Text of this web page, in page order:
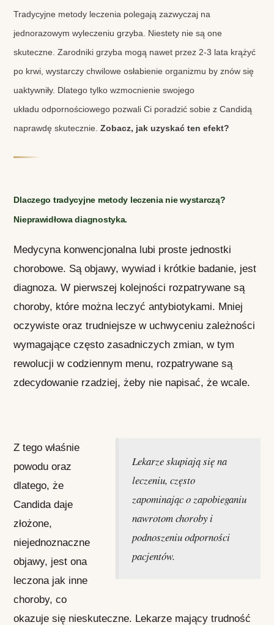
Tradycyjne metody leczenia polegają zazwyczaj na
jednorazowym wyleczeniu grzyba. Niestety nie są one
skuteczne. Zarodniki grzyba mogą nawet przez 2-3 lata krążyć
po krwi, wystarczy chwilowe osłabienie organizmu by znów się
uaktywniły. Dlatego tylko wzmocnienie swojego
układu odpornościowego pozwali Ci poradzić sobie z Candidą
naprawdę skutecznie.Zobacz, jak uzyskaćten efekt?
Dlaczego tradycyjne metody leczenia nie wystarczą?
Nieprawidłowa diagnostyka.
Medycyna konwencjonalna lubi proste jednostki
chorobowe. Są objawy, wywiad i krótkie badanie, jest
diagnoza. W pierwszej kolejności rozpatrywane są
choroby, które można leczyć antybiotykami. Mniej
oczywiste oraz trudniejsze w uchwyceniu zależności
wymagające często zasadniczych zmian, w tym
rewolucji w codziennym menu, rozpatrywane są
zdecydowanie rzadziej, żeby nie napisać, że wcale.
Lekarze skupiają się na
leczeniu, często
zapominając o zapobieganiu
nawrotom choroby i
podnoszeniu odporności
pacjentów.
Z tego właśnie
powodu oraz
dlatego, że
Candida daje
złożone,
niejednoznaczne
objawy, jest ona
leczona jak inne
choroby, co
okazuje się nieskuteczne. Lekarze mający trudność